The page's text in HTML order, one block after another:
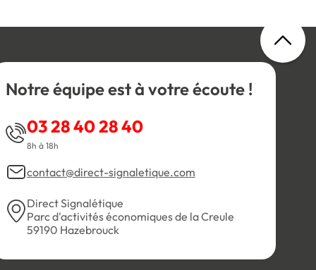
Notre équipe est à votre écoute !
03 28 40 28 40
8h à 18h
contact@direct-signaletique.com
Direct Signalétique
Parc d'activités économiques de la Creule
59190 Hazebrouck